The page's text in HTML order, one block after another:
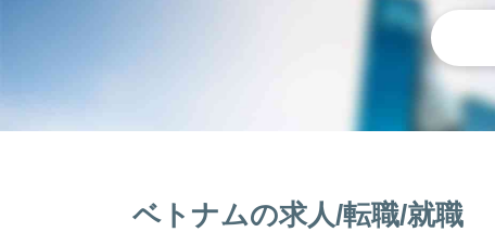
ベトナムの求人/転職/就職